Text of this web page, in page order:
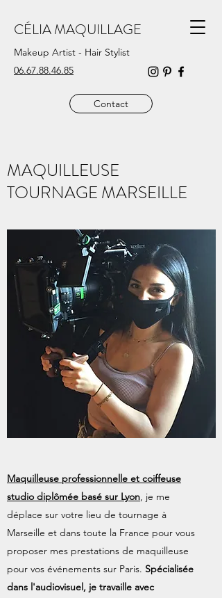
CÉLIA MAQUILLAGE
Makeup Artist - Hair Stylist
06.67.88.46.85
Contact
MAQUILLEUSE
TOURNAGE MARSEILLE
Maquilleuse professionnelle et coiffeuse
studio diplômée basé sur Lyon, je me
déplace sur votre lieu de tournage à
Marseille et dans toute la France pour vous
proposer mes prestations de maquilleuse
pour vos événements sur Paris. Spécialisée
dans l'audiovisuel, je travaille avec